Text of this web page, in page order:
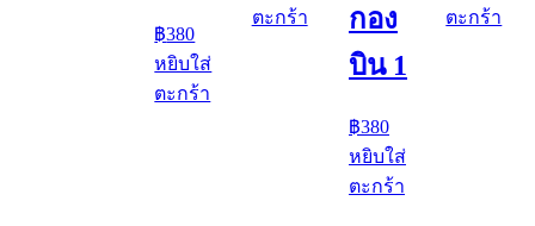
฿380
หยิบใส่
ตะกร้า
ตะกร้า
กอง
บิน 1
฿380
หยิบใส่
ตะกร้า
ตะกร้า